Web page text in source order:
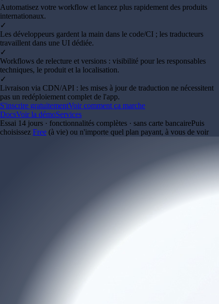
Automatisez votre workflow et lancez plus rapidement des produits
internationaux.
✓
Les développeurs gardent la main dans le code/CI ; les traducteurs
travaillent dans une UI dédiée.
✓
Workflows de relecture et versions : visibilité pour les responsables
techniques, le produit et la localisation.
✓
Livraison via CDN/API : les mises à jour de traduction ne nécessitent
pas un redéploiement complet de l'app.
S'inscrire gratuitementVoir comment ça marche
DocsVoir la démoServices
Essai 14 jours · fonctionnalités complètes · sans carte bancairePuis
choisissez Free (à vie) ou n'importe quel plan payant, à vous de voir